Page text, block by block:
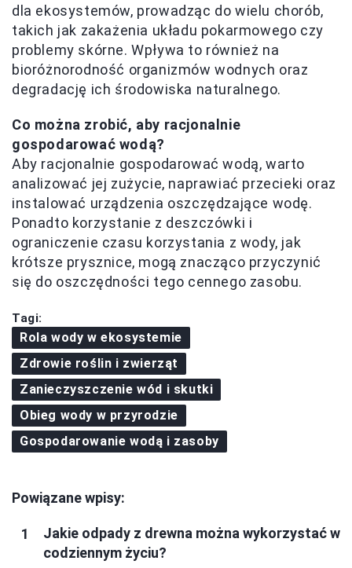
dla ekosystemów, prowadząc do wielu chorób,
takich jak zakażenia układu pokarmowego czy
problemy skórne. Wpływa to również na
bioróżnorodność organizmów wodnych oraz
degradację ich środowiska naturalnego.
Co można zrobić, aby racjonalnie
gospodarować wodą?
Aby racjonalnie gospodarować wodą, warto
analizować jej zużycie, naprawiać przecieki oraz
instalować urządzenia oszczędzające wodę.
Ponadto korzystanie z deszczówki i
ograniczenie czasu korzystania z wody, jak
krótsze prysznice, mogą znacząco przyczynić
się do oszczędności tego cennego zasobu.
Tagi:
Rola wody w ekosystemie
Zdrowie roślin i zwierząt
Zanieczyszczenie wód i skutki
Obieg wody w przyrodzie
Gospodarowanie wodą i zasoby
Powiązane wpisy:
Jakie odpady z drewna można wykorzystać w
codziennym życiu?